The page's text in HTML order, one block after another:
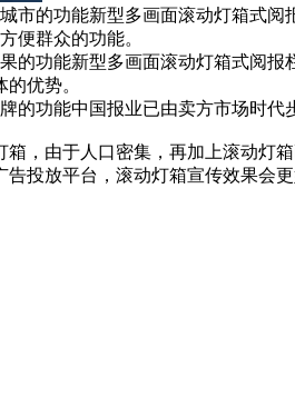
市的功能新型多画面滚动灯箱式
便群众的功能。
的功能新型多画面滚动灯箱式阅
优势。
的功能中国报业已由卖方市场时
，由于人口密集，再加上滚动灯
投放平台，滚动灯箱宣传效果会更